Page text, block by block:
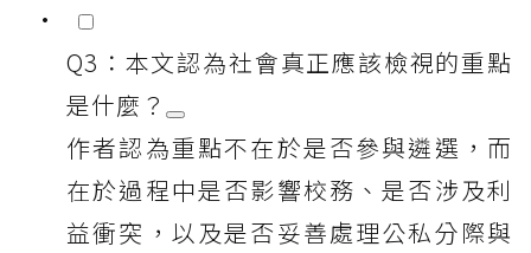
Q3：本文認為社會真正應該檢視的重點
是什麼？
作者認為重點不在於是否參與遴選，而
在於過程中是否影響校務、是否涉及利
益衝突，以及是否妥善處理公私分際與